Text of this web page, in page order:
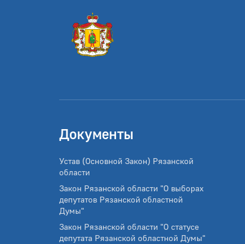
Документы
Устав (Основной Закон) Рязанской
области
Закон Рязанской области "О выборах
депутатов Рязанской областной
Думы"
Закон Рязанской области "О статусе
депутата Рязанской областной Думы"